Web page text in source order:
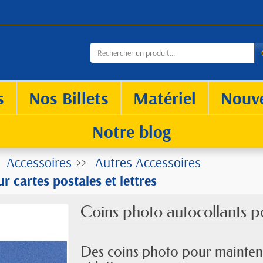
Nos Billets Matériel
Notre blog
Accessoires
Autres Accessoires
cartes postales et lettres
Coins photo autocollants
Des coins photo pour